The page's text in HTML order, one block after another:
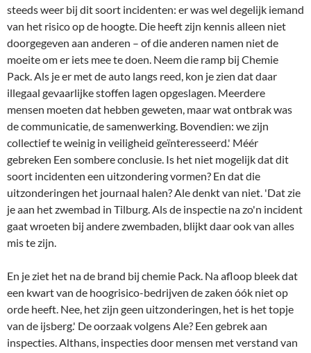
steeds weer bij dit soort incidenten: er was wel degelijk iemand
van het risico op de hoogte. Die heeft zijn kennis alleen niet
doorgegeven aan anderen – of die anderen namen niet de
moeite om er iets mee te doen. Neem die ramp bij Chemie
Pack. Als je er met de auto langs reed, kon je zien dat daar
illegaal gevaarlijke stoffen lagen opgeslagen. Meerdere
mensen moeten dat hebben geweten, maar wat ontbrak was
de communicatie, de samenwerking. Bovendien: we zijn
collectief te weinig in veiligheid geïnteresseerd.' Méér
gebreken Een sombere conclusie. Is het niet mogelijk dat dit
soort incidenten een uitzondering vormen? En dat die
uitzonderingen het journaal halen? Ale denkt van niet. 'Dat zie
je aan het zwembad in Tilburg. Als de inspectie na zo'n incident
gaat wroeten bij andere zwembaden, blijkt daar ook van alles
mis te zijn.
En je ziet het na de brand bij chemie Pack. Na afloop bleek dat
een kwart van de hoogrisico-bedrijven de zaken óók niet op
orde heeft. Nee, het zijn geen uitzonderingen, het is het topje
van de ijsberg.' De oorzaak volgens Ale? Een gebrek aan
inspecties. Althans, inspecties door mensen met verstand van